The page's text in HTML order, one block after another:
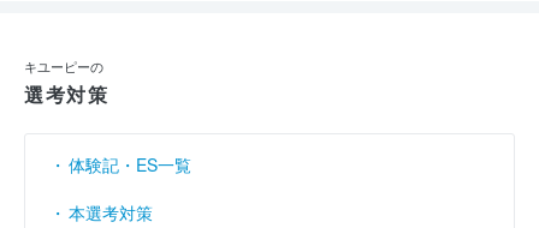
キユーピーの
選考対策
体験記・ES一覧
本選考対策